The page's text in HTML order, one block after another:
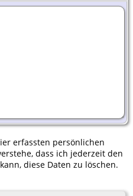
erfassten persönlichen
dass ich jederzeit den
diese Daten zu löschen.